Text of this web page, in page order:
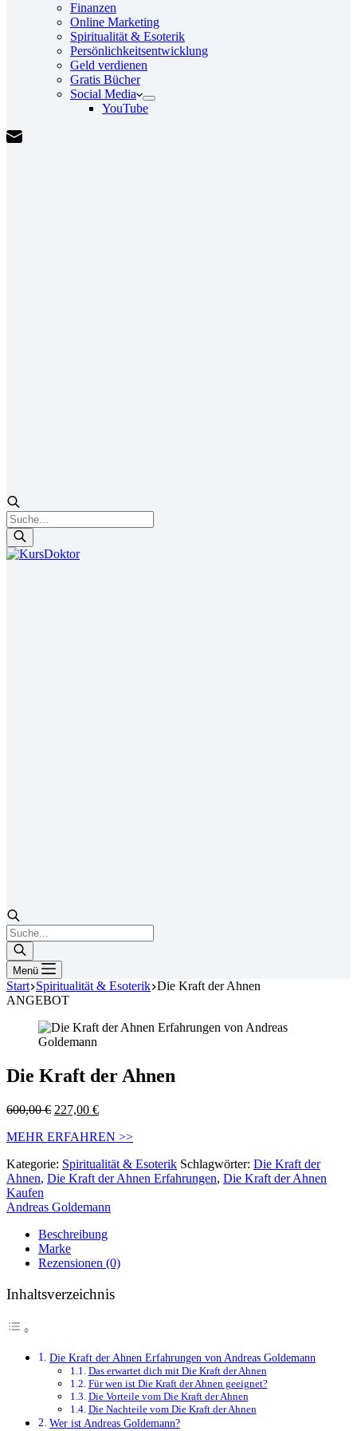
Finanzen
Online Marketing
Spiritualität & Esoterik
Persönlichkeitsentwicklung
Geld verdienen
Gratis Bücher
Social Media
YouTube
Products
search
Products
search
Menü
Start Spiritualität & Esoterik Die Kraft der Ahnen
ANGEBOT
Die Kraft der Ahnen
600,00€ Ursprünglicher
war:
227,00 €Aktueller
ist:
MEHR ERFAHREN >>
Kategorie: Spiritualität & Esoterik Schlagwörter: Die Kraft der
Ahnen, Die Kraft der Ahnen Erfahrungen, Die Kraft der Ahnen
Kaufen
Andreas Goldemann
Beschreibung
Marke
Rezensionen (0)
Inhaltsverzeichnis
Die Kraft der Ahnen Erfahrungen von Andreas Goldemann
Das erwartet dich mit Die Kraft der Ahnen
Für wen ist Die Kraft der Ahnen geeignet?
Die Vorteile vom Die Kraft der Ahnen
Die Nachteile vom Die Kraft der Ahnen
Wer ist Andreas Goldemann?